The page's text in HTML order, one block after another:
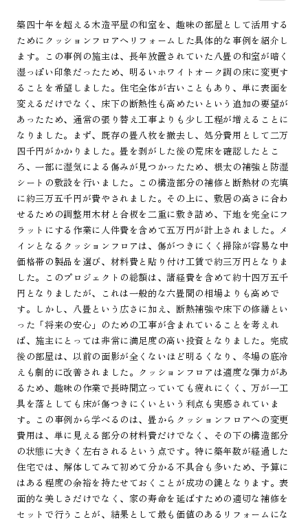
築四十年を超える木造平屋の和室を、趣味の部屋として活用する
ためにクッションフロアへリフォームした具体的な事例を紹介し
ます。この事例の施主は、長年放置されていた八畳の和室が暗く
湿っぽい印象だったため、明るいホワイトオーク調の床に変更す
ることを希望しました。住宅全体が古いこともあり、単に表面を
変えるだけでなく、床下の断熱性も高めたいという追加の要望が
あったため、通常の張り替え工事よりも少し工程が増えることに
なりました。まず、既存の畳八枚を撤去し、処分費用として二万
四千円がかかりました。畳を剥がした後の荒床を確認したとこ
ろ、一部に湿気による傷みが見つかったため、根太の補強と防湿
シートの敷設を行いました。この構造部分の補修と断熱材の充填
に約三万五千円が費やされました。その上に、敷居の高さに合わ
せるための調整用木材と合板を二重に敷き詰め、下地を完全にフ
ラットにする作業に人件費を含めて五万円が計上されました。メ
インとなるクッションフロアは、傷がつきにくく掃除が容易な中
価格帯の製品を選び、材料費と貼り付け工賃で約三万円となりま
した。このプロジェクトの総額は、諸経費を含めて約十四万五千
円となりましたが、これは一般的な六畳間の相場よりも高めで
す。しかし、八畳という広さに加え、断熱補強や床下の修繕とい
った「将来の安心」のための工事が含まれていることを考えれ
ば、施主にとっては非常に満足度の高い投資となりました。完成
後の部屋は、以前の面影が全くないほど明るくなり、冬場の底冷
えも劇的に改善されました。クッションフロアは適度な弾力があ
るため、趣味の作業で長時間立っていても疲れにくく、万が一工
具を落としても床が傷つきにくいという利点も実感されていま
す。この事例から学べるのは、畳からクッションフロアへの変更
費用は、単に見える部分の材料費だけでなく、その下の構造部分
の状態に大きく左右されるという点です。特に築年数が経過した
住宅では、解体してみて初めて分かる不具合も多いため、予算に
はある程度の余裕を持たせておくことが成功の鍵となります。表
面的な美しさだけでなく、家の寿命を延ばすための適切な補修を
セットで行うことが、結果として最も価値のあるリフォームにな